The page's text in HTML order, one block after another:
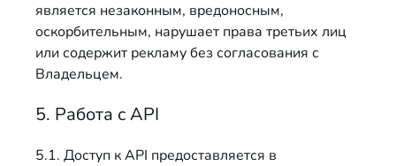
является незаконным, вредоносным,
оскорбительным, нарушает права третьих лиц
или содержит рекламу без согласования с
Владельцем.
5. Работа с API
5.1. Доступ к API предоставляется в